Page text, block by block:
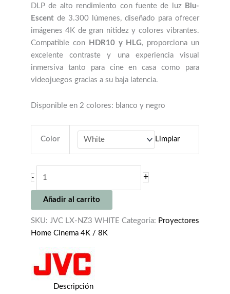
DLP de alto rendimiento con fuente de luz Blu-
Escent de 3.300 lúmenes, diseñado para ofrecer
imágenes 4K de gran nitidez y colores vibrantes.
Compatible con
HDR10 y HLG, proporciona un
excelente contraste y una experiencia visual
inmersiva tanto para cine en casa como para
videojuegos gracias a su baja latencia.
Disponible en 2 colores: blanco y negro
Color Limpiar
-
NZ30
WHITE
cantidad
+
Añadir al carrito
SKU: JVC LX-NZ3 WHITE Categoría: Proyectores
Home Cinema 4K / 8K
Descripción